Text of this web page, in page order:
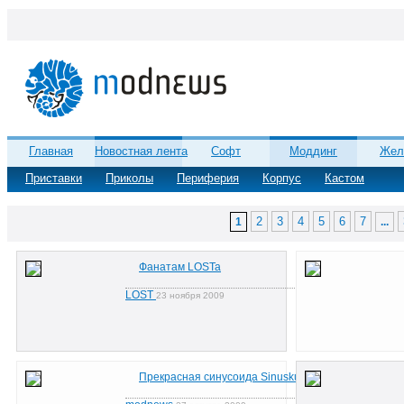
Главная Новостная лента Софт Моддинг
Приставки
Приколы Периферия Корпус Кастом
1 2 3 4 5 6 7 ...
Фанатам LOSTa
LOST 23 ноября 2009
Прекрасная синусоида Sinuskurve